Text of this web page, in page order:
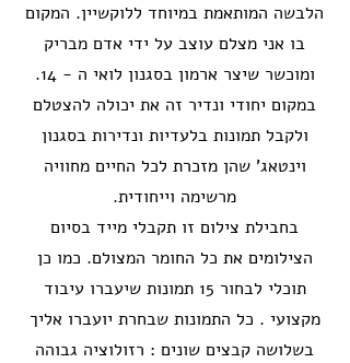
הלבשה המותאמת במיוחד ללוקשיין. המקום
בו אני מצלם עוצב על ידי אדם מבריק
ומוכשר שיצר ארמון בסגנון לואי ה - 14.
במקום יחודי ונדיר זה את יכולה להצטלם
ולקבל תמונות בלעדיות ונדירות בסגנון
וינטאג' שהן מזכרת לכל החיים מחוויה
מרשימה וייחודית.
בחבילת צילום זו תקבלי מייד בסיום
הצילומים את כל החומר המצולם. כמו כן
תוכלי לבחור 15 תמונות שיעברו עיבוד
מקצועי . כל התמונות שבחרת יועברו אליך
בשלושה קבצים שונים : רזולוציה גבוהה